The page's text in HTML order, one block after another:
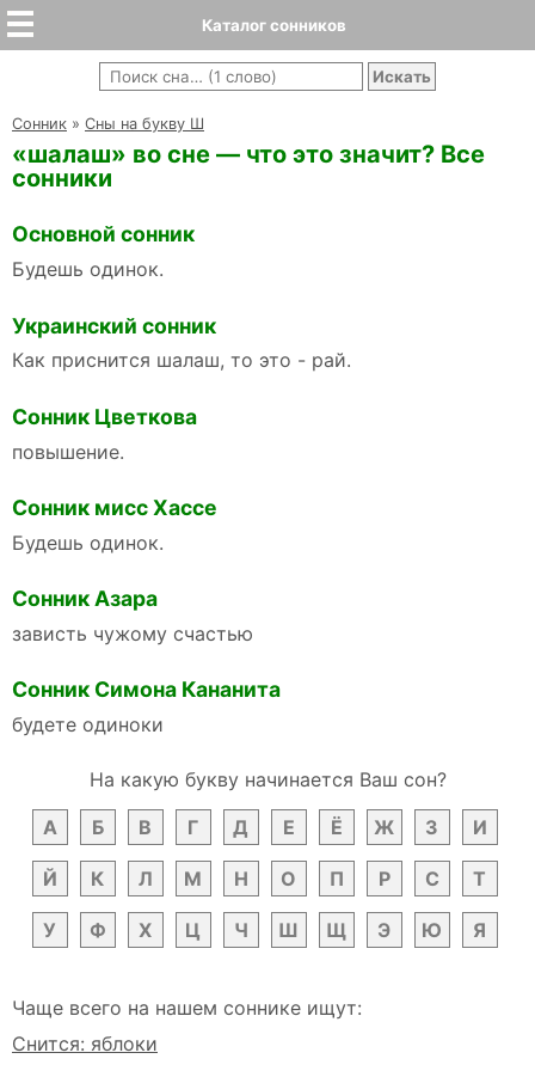
Каталог сонников
Cонник » Сны на букву Ш
«шалаш» во сне — что это значит? Все
сонники
Основной сонник
Будешь одинок.
Украинский сонник
Как приснится шалаш, то это - рай.
Сонник Цветкова
повышение.
Сонник мисс Хассе
Будешь одинок.
Сонник Азара
зависть чужому счастью
Сонник Симона Кананита
будете одиноки
На какую букву начинается Ваш сон?
А
Б В Г Д Е Ё Ж З И
Й К Л М Н О П Р С Т
У Ф Х Ц Ч Ш Щ Э Ю Я
Чаще всего на нашем соннике ищут:
Снится: яблоки